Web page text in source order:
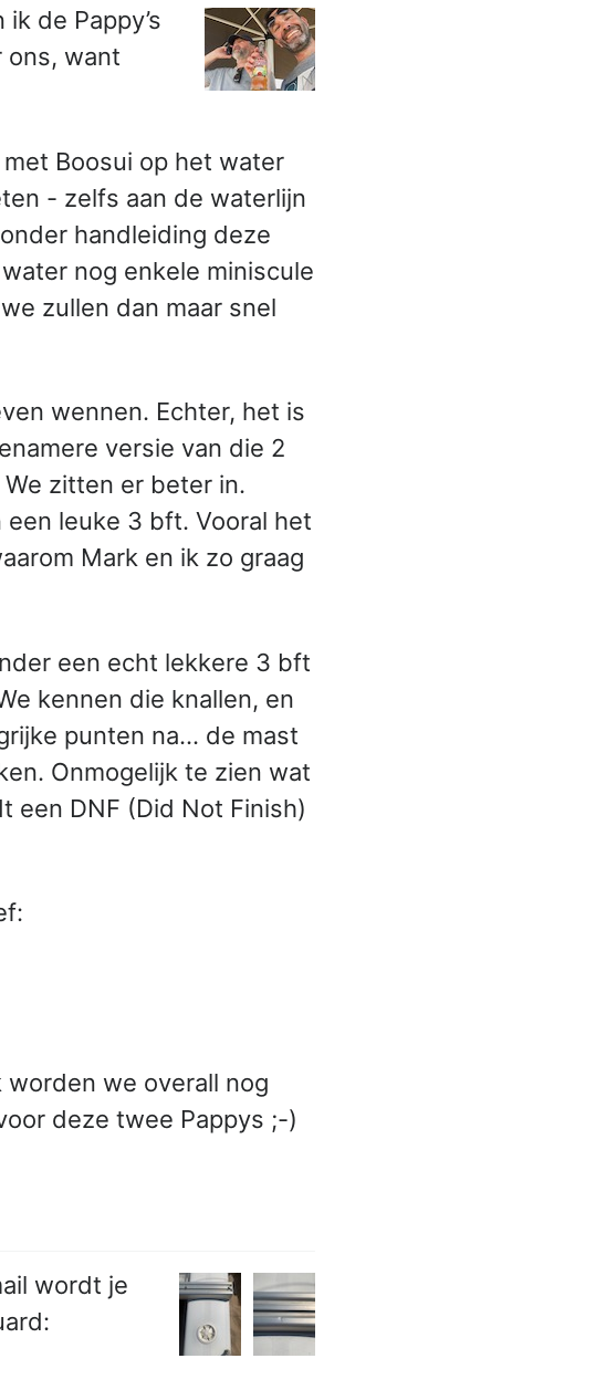
de Pappy’s
ons, want
Boosui op het water
- zelfs aan de waterlijn
handleiding deze
nog enkele miniscule
zullen dan maar snel
wennen. Echter, het is
versie van die 2
zitten er beter in.
leuke 3 bft. Vooral het
Mark en ik zo graag
een echt lekkere 3 bft
kennen die knallen, en
punten na… de mast
Onmogelijk te zien wat
een DNF (Did Not Finish)
we overall nog
deze twee Pappys ;-)
wordt je